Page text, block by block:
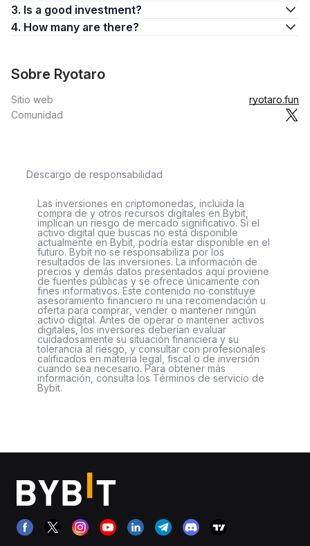
3. Is a good investment?
4. How many are there?
Sobre Ryotaro
Sitio web
ryotaro.fun
Comunidad
Descargo de responsabilidad
Las inversiones en criptomonedas, incluida la
compra de y otros recursos digitales en Bybit,
implican un riesgo de mercado significativo. Si el
activo digital que buscas no está disponible
actualmente en Bybit, podría estar disponible en el
futuro. Bybit no se responsabiliza por los
resultados de las inversiones. La información de
precios y demás datos presentados aquí proviene
de fuentes públicas y se ofrece únicamente con
fines informativos. Este contenido no constituye
asesoramiento financiero ni una recomendación u
oferta para comprar, vender o mantener ningún
activo digital. Antes de operar o mantener activos
digitales, los inversores deberían evaluar
cuidadosamente su situación financiera y su
tolerancia al riesgo, y consultar con profesionales
calificados en materia legal, fiscal o de inversión
cuando sea necesario. Para obtener más
información, consulta los Términos de servicio de
Bybit.